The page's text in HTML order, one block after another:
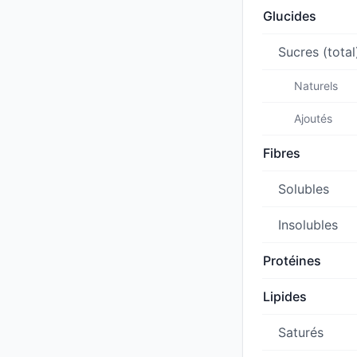
Glucides
Sucres
Naturels
Ajoutés
Fibres
Solubles
Insolubles
Protéines
Lipides
Saturés